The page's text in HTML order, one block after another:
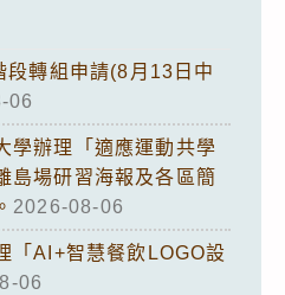
段轉組申請(8月13日中
06
學辦理「適應運動共學
島場研習海報及各區簡
2026-08-06
「AI+智慧餐飲LOGO設
06